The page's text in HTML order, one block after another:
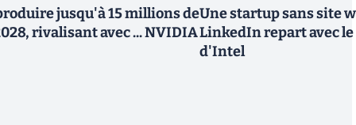
jusqu'à 15 millions de
rivalisant avec ... NVIDIA
Une startup sans site
LinkedIn repart avec le
d'Intel